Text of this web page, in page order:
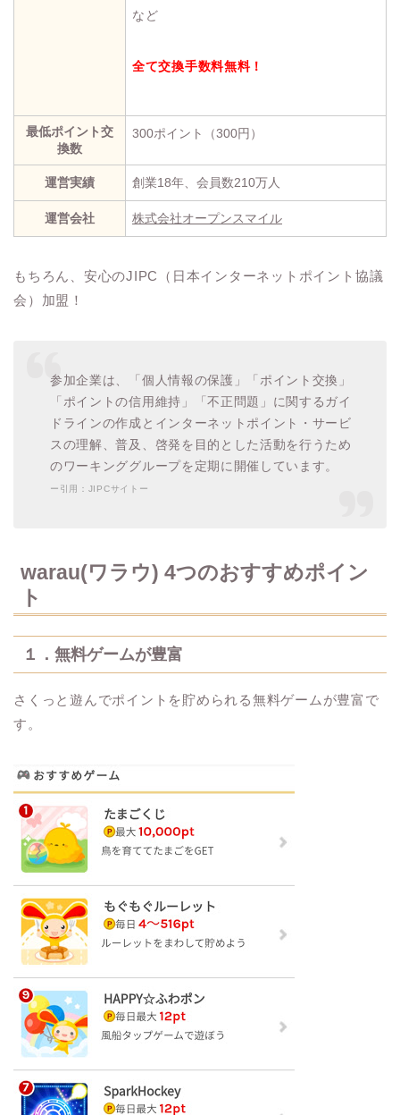
など
全て交換手数料無料！
最低ポイント交
換数
300ポイント（300円）
運営実績 創業18年、会員数210万人
運営会社 株式会社オープンスマイル
もちろん、安心のJIPC（日本インターネットポイント協議
会）加盟！
参加企業は、「個人情報の保護」「ポイント交換」
「ポイントの信用維持」「不正問題」に関するガイ
ドラインの作成とインターネットポイント・サービ
スの理解、普及、啓発を目的とした活動を行うため
のワーキンググループを定期に開催しています。
ー引用：JIPCサイトー
warau(ワラウ) 4つのおすすめポイン
ト
１．無料ゲームが豊富
さくっと遊んでポイントを貯められる無料ゲームが豊富で
す。